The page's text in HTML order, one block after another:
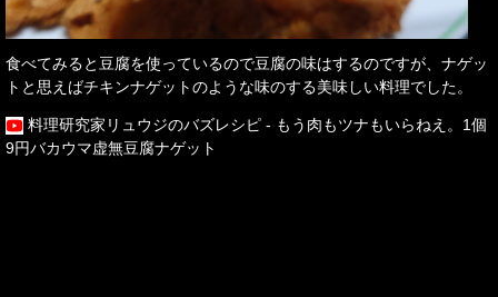
食べてみると豆腐を使っているので豆腐の味はするのですが、ナゲッ
トと思えばチキンナゲットのような味のする美味しい料理でした。
料理研究家リュウジのバズレシピ - もう肉もツナもいらねえ。1個
9円バカウマ虚無豆腐ナゲット